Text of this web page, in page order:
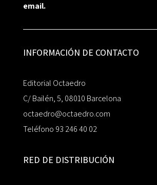
email.
INFORMACIÓN DE CONTACTO
Editorial Octaedro
C/ Bailén, 5, 08010 Barcelona
octaedro@octaedro.com
Teléfono 93 246 40 02
RED DE DISTRIBUCIÓN